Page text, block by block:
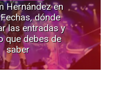
Hernández en
dónde
las entradas y
que debes de
saber